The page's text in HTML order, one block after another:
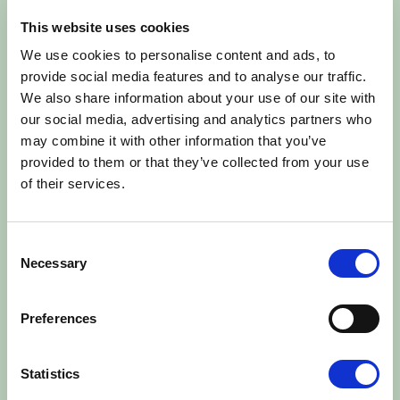
This website uses cookies
We use cookies to personalise content and ads, to
provide social media features and to analyse our traffic.
We also share information about your use of our site with
our social media, advertising and analytics partners who
may combine it with other information that you’ve
provided to them or that they’ve collected from your use
of their services.
Selection
Necessary
Preferences
Statistics
Udforsk specialiteterne i gårdbutikken
Spørg vores gartner til råds i
plantesalget
Lav æggebakkebingo rundt på gården
Udfordr dine nærmeste i
kartoffelsækkeløb
Vær krea med kartoffeldyr
Grav efter guld i sandkassen (og hent en
Ræs rundt på minitraktor (for de
Tag en kæpheste-tur rundt i ridehallen
Find gode tilbud på egenproducerede